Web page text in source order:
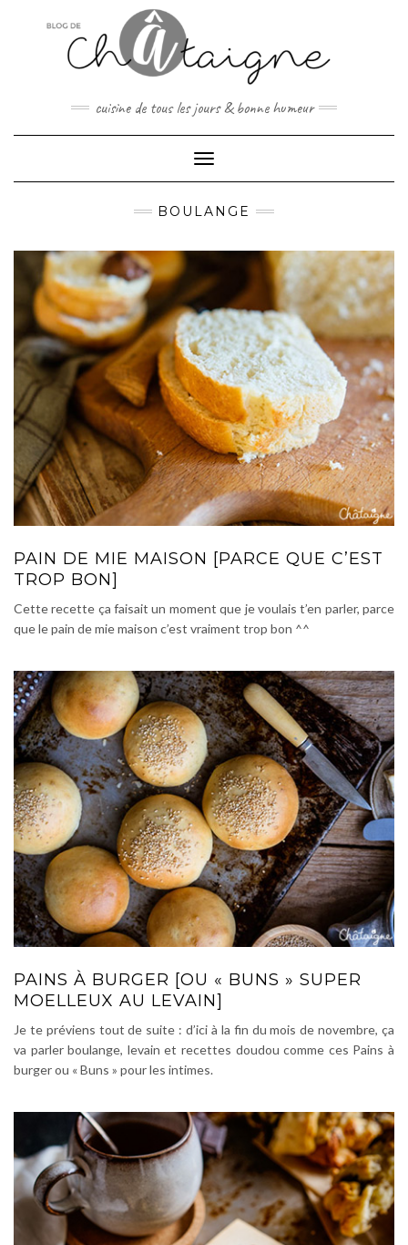
cuisine de tous les jours & bonne humeur
Toggle Navigation
BOULANGE
PAIN DE MIE MAISON [PARCE QUE C’EST
TROP BON]
Cette recette ça faisait un moment que je voulais t’en parler, parce
que le pain de mie maison c’est vraiment trop bon ^^
PAINS À BURGER [OU « BUNS » SUPER
MOELLEUX AU LEVAIN]
Je te préviens tout de suite : d’ici à la fin du mois de novembre, ça
va parler boulange, levain et recettes doudou comme ces Pains à
burger ou « Buns » pour les intimes.